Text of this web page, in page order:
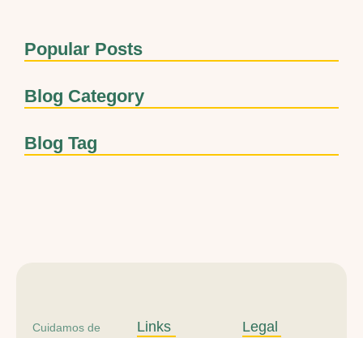
Popular Posts
Blog Category
Blog Tag
Cuidamos de
Links Legal